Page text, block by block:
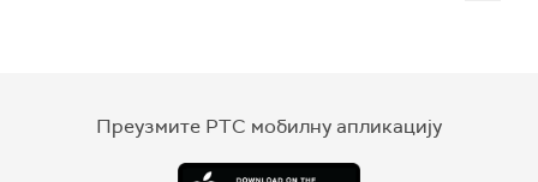
Преузмите РТС мобилну апликацију